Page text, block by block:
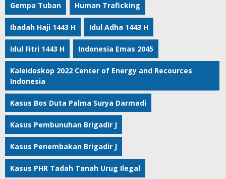
Gempa Tuban Human Traficking
Ibadah Haji 1443 H Idul Adha 1443 H
Idul Fitri 1443 H Indonesia Emas 2045
Kaleidoskop 2022 Center of Energy and Recources
Indonesia
Kasus Bos Duta Palma Surya Darmadi
Kasus Pembunuhan Brigadir J
Kasus Penembakan Brigadir J
Kasus PHR Tadah Tanah Urug Ilegal